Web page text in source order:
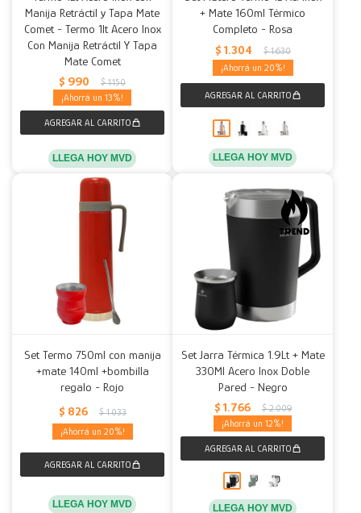
Manija Retráctil y Tapa Mate
Comet - Termo 1lt Acero Inox
Con Manija Retráctil Y Tapa
Mate Comet
$ 990 $ 1.150
13
LLEGA HOY MVD
+ Mate 160ml Térmico
Completo - Rosa
$ 1.304 $ 1.630
20
LLEGA HOY MVD
Set Termo 750ml con manija
+mate 140ml +bombilla
regalo - Rojo
$ 826 $ 1.033
20
LLEGA HOY MVD
Set Jarra Térmica 1.9Lt + Mate
330Ml Acero Inox Doble
Pared - Negro
$ 1.766 $ 2.009
12
LLEGA HOY MVD